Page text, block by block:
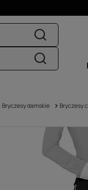
Bryczesy damskie Bryczesy